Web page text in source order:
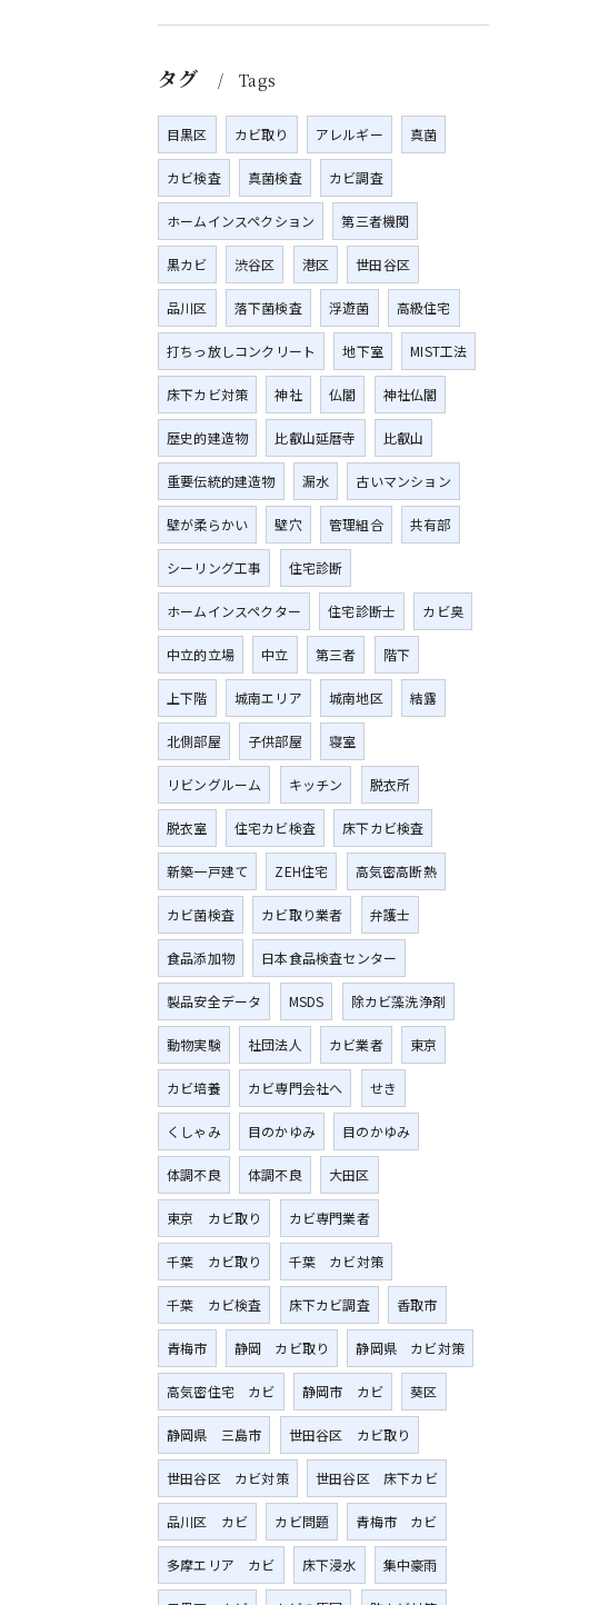
タグ Tags
目黒区 カビ取り アレルギー 真菌
カビ検査 真菌検査 カビ調査
ホームインスペクション 第三者機関
黒カビ 渋谷区 港区 世田谷区
品川区 落下菌検査 浮遊菌 高級住宅
打ちっ放しコンクリート 地下室 MIST工法
床下カビ対策 神社 仏閣 神社仏閣
歴史的建造物 比叡山延暦寺 比叡山
重要伝統的建造物 漏水 古いマンション
壁が柔らかい 壁穴 管理組合 共有部
シーリング工事 住宅診断
ホームインスペクター 住宅診断士 カビ臭
中立的立場 中立 第三者 階下
上下階 城南エリア 城南地区 結露
北側部屋 子供部屋 寝室
リビングルーム キッチン 脱衣所
脱衣室 住宅カビ検査 床下カビ検査
新築一戸建て ZEH住宅 高気密高断熱
カビ菌検査 カビ取り業者 弁護士
食品添加物 日本食品検査センター
製品安全データ MSDS 除カビ藻洗浄剤
動物実験 社団法人 カビ業者 東京
カビ培養 カビ専門会社へ せき
くしゃみ 目のかゆみ 目のかゆみ
体調不良 体調不良 大田区
東京 カビ取り カビ専門業者
千葉 カビ取り 千葉 カビ対策
千葉 カビ検査 床下カビ調査 香取市
青梅市 静岡 カビ取り 静岡県 カビ対策
高気密住宅 カビ 静岡市 カビ 葵区
静岡県 三島市 世田谷区 カビ取り
世田谷区 カビ対策 世田谷区 床下カビ
品川区 カビ カビ問題 青梅市 カビ
多摩エリア カビ 床下浸水 集中豪雨